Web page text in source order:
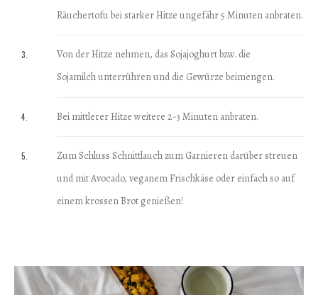
Räuchertofu bei starker Hitze ungefähr 5 Minuten anbraten.
Von der Hitze nehmen, das Sojajoghurt bzw. die
Sojamilchunterrühren und die Gewürze beimengen.
Bei mittlerer Hitze weitere 2-3 Minuten anbraten.
Zum Schluss Schnittlauch zum Garnieren darüber streuen
und mit Avocado, veganem Frischkäse oder einfach so auf
einem krossen Brot genießen!